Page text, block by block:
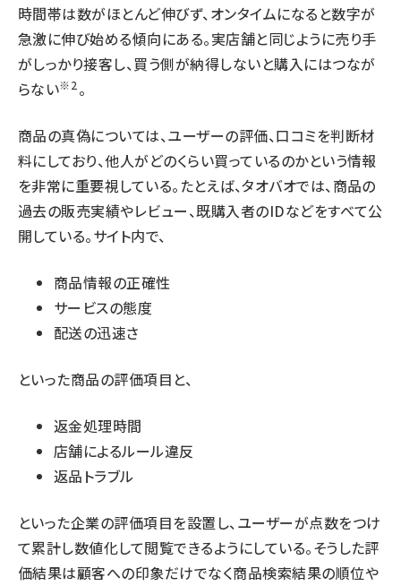
時間帯は数がほとんど伸びず、オンタイムになると数字が
急激に伸び始める傾向にある。実店舗と同じように売り手
がしっかり接客し、買う側が納得しないと購入にはつなが
らない※2 。
商品の真偽については、ユーザーの評価、口コミを判断材
料にしており、他人がどのくらい買っているのかという情報
を非常に重要視している。たとえば、タオバオでは、商品の
過去の販売実績やレビュー、既購入者のIDなどをすべて公
開している。サイト内で、
商品情報の正確性
サービスの態度
配送の迅速さ
といった商品の評価項目と、
返金処理時間
店舗によるルール違反
返品トラブル
といった企業の評価項目を設置し、ユーザーが点数をつけ
て累計し数値化して閲覧できるようにしている。そうした評
価結果は顧客への印象だけでなく商品検索結果の順位や